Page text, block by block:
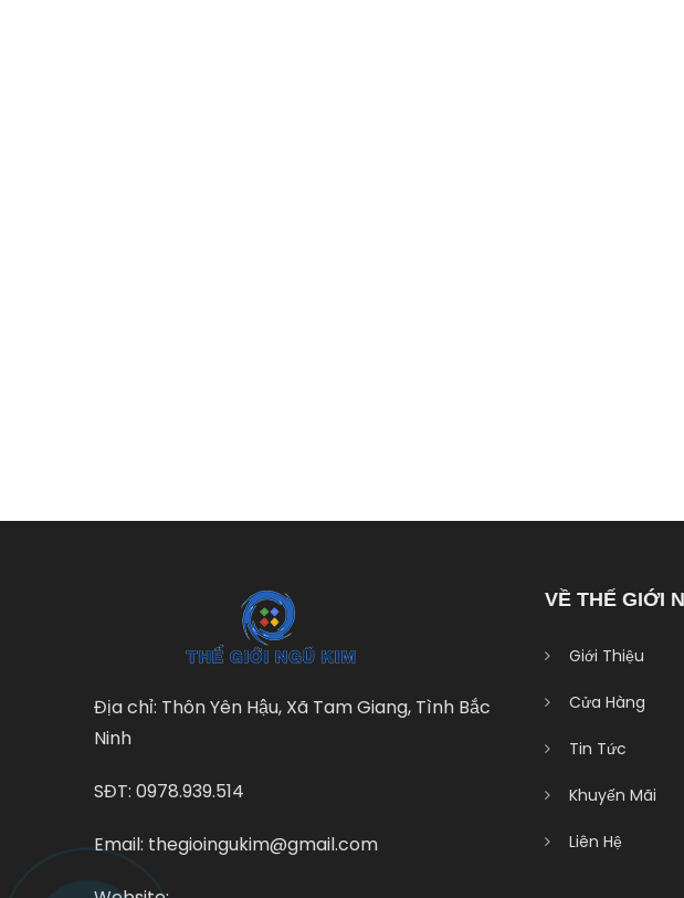
Địa chỉ: Thôn Yên Hậu, Xã Tam Giang, Tình Bắc
Ninh
SĐT: 0978.939.514
Email: thegioingukim@gmail.com
VỀ THẾ GIỚI
Giới Thiệu
Cửa Hàng
Tin Tức
Khuyến Mãi
Liên Hệ